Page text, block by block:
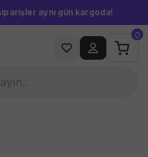
aynı gün kargoda!
0